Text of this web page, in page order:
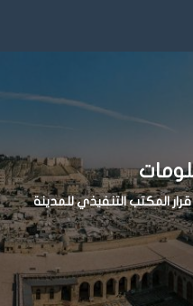
قرار المكتب التنفيذي للمدينة